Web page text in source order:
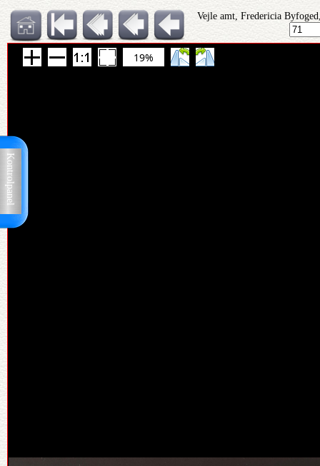
Kontrolpanel
Vejle amt, Fredericia
19%